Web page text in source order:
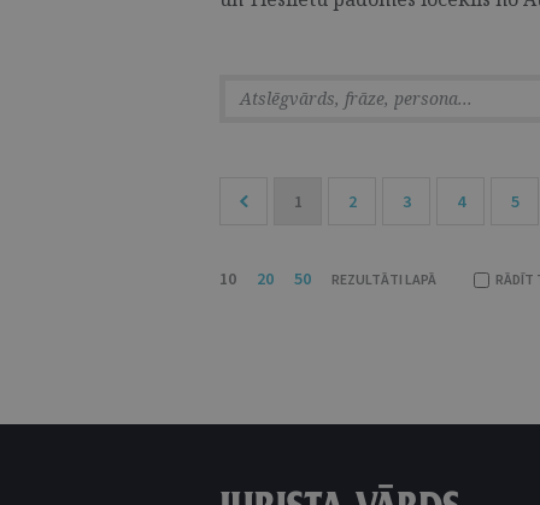
1 2 3 4 5
10 20 50 REZULTĀTI LAPĀ RĀDĪT